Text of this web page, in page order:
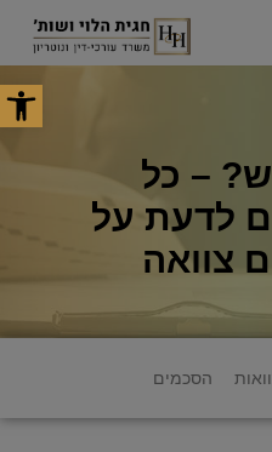
פתח
– כל
לדעת על
צוואה
הסכמים